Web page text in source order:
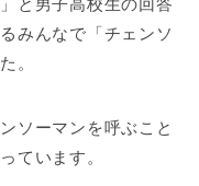
みんなで「チェンソ
。
ソーマンを呼ぶこと
ています。